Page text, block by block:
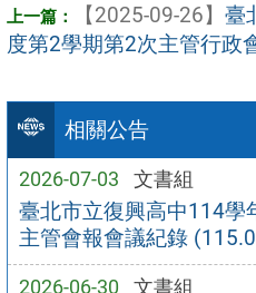
相關公告
2026-07-03 文書組
臺北市立復興高中114學
主管會報會議紀錄
2026-06-30 文書組
【2025-09-26】 臺
度第2學期第2次主管行政